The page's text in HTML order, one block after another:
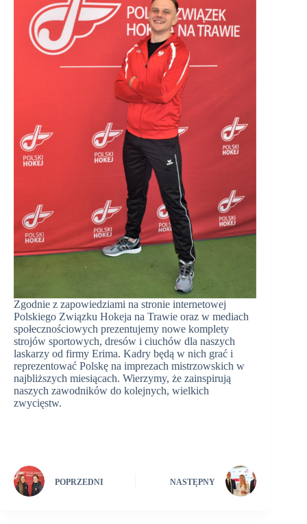
Zgodnie z zapowiedziami na stronie internetowej
Polskiego Związku Hokeja na Trawie oraz w mediach
społecznościowych prezentujemy nowe komplety
strojów sportowych, dresów i ciuchów dla naszych
laskarzy od firmy Erima. Kadry będą w nich grać i
reprezentować Polskę na imprezach mistrzowskich w
najbliższych miesiącach. Wierzymy, że zainspirują
naszych zawodników do kolejnych, wielkich
zwycięstw.
POPRZEDNI NASTĘPNY